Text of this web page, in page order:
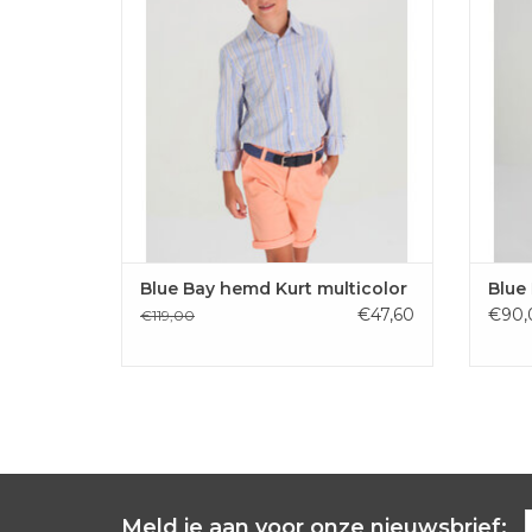
TOEVOEGEN AAN WINKELWAGEN
Blue Bay hemd Kurt multicolor
€119,00 €47,60